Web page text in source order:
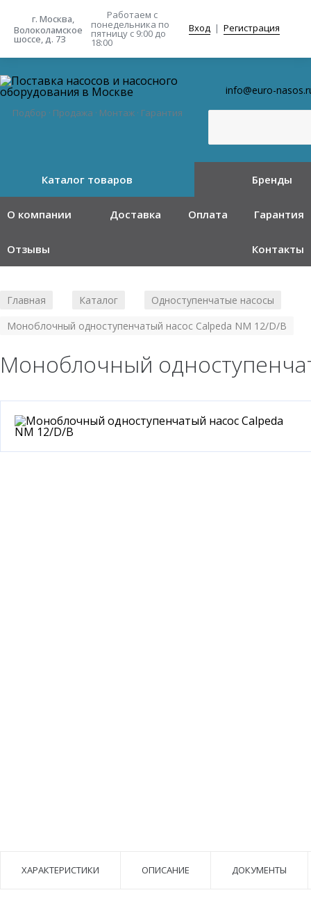
г. Москва,
Волоколамское
шоссе, д. 73
Работаем с
понедельника по
пятницу с 9:00 до
18:00
Вход | Регистрация
Подбор · Продажа · Монтаж · Гарантия
info@euro-
Каталог товаров Бренды
О компании Доставка Оплата Гарантия
Отзывы Контакты
Главная Каталог Одноступенчатые насосы
Моноблочный одноступенчатый насос Calpeda NM 12/D/B
Моноблочный
ХАРАКТЕРИСТИКИ ОПИСАНИЕ ДОКУМЕНТЫ